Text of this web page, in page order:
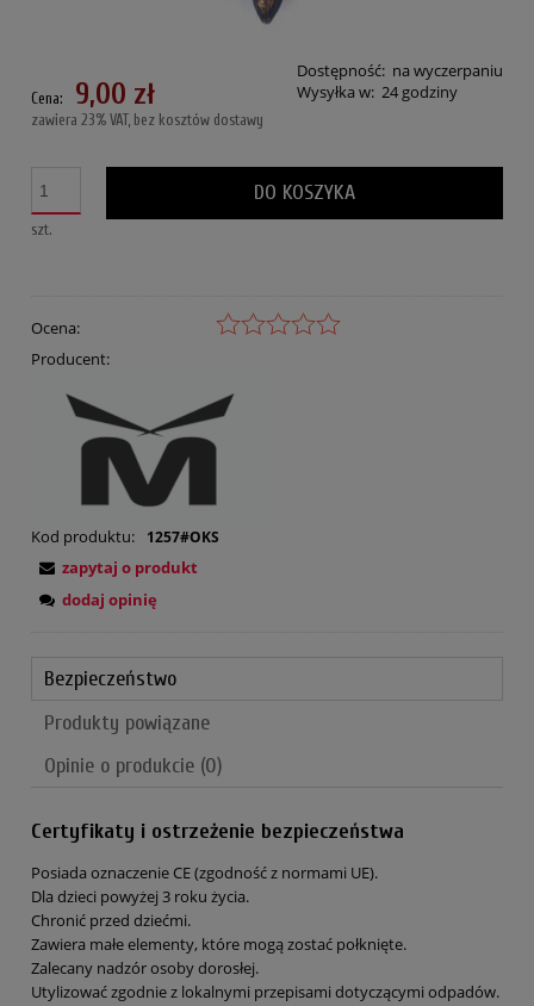
Dostępność: na wyczerpaniu
Wysyłka w: 24 godziny
Cena: 9,00 zł
zawiera 23% VAT, bez kosztów dostawy
szt.
DO KOSZYKA
Ocena:
Producent:
Kod produktu: 1257#OKS
zapytaj o produkt
dodaj opinię
Bezpieczeństwo
Produkty powiązane
Opinie o produkcie (0)
Certyfikaty i ostrzeżenie bezpieczeństwa
Posiada oznaczenie CE (zgodność z normami UE).
Dla dzieci powyżej 3 roku życia.
Chronić przed dziećmi.
Zawiera małe elementy, które mogą zostać połknięte.
Zalecany nadzór osoby dorosłej.
Utylizować zgodnie z lokalnymi przepisami dotyczącymi odpadów.